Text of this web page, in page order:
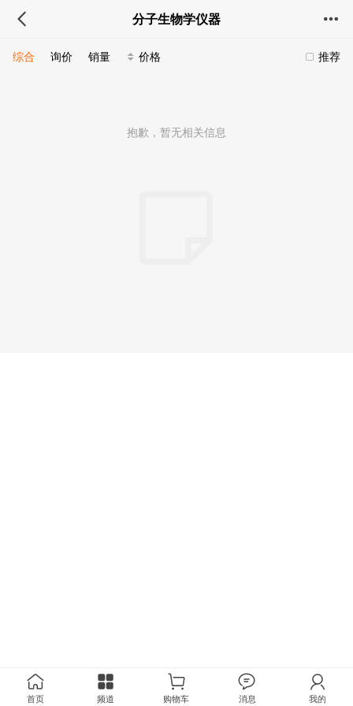
分子生物学仪器
推荐
综合 询价 销量 价格
抱歉，暂无相关信息
首页 频道 购物车 消息 我的